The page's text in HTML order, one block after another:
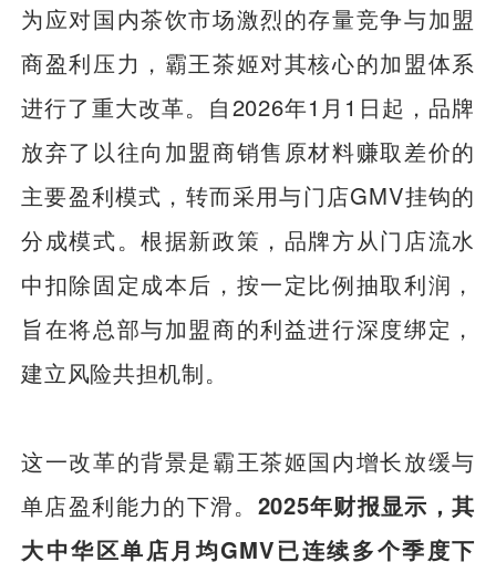
为应对国内茶饮市场激烈的存量竞争与加盟
商盈利压力，霸王茶姬对其核心的加盟体系
进行了重大改革。自2026年1月1日起，品牌
放弃了以往向加盟商销售原材料赚取差价的
主要盈利模式，转而采用与门店GMV挂钩的
分成模式。根据新政策，品牌方从门店流水
中扣除固定成本后，按一定比例抽取利润，
旨在将总部与加盟商的利益进行深度绑定，
建立风险共担机制。
这一改革的背景是霸王茶姬国内增长放缓与
单店盈利能力的下滑。 2025年财报显示，其
大中华区单店月均GMV已连续多个季度下